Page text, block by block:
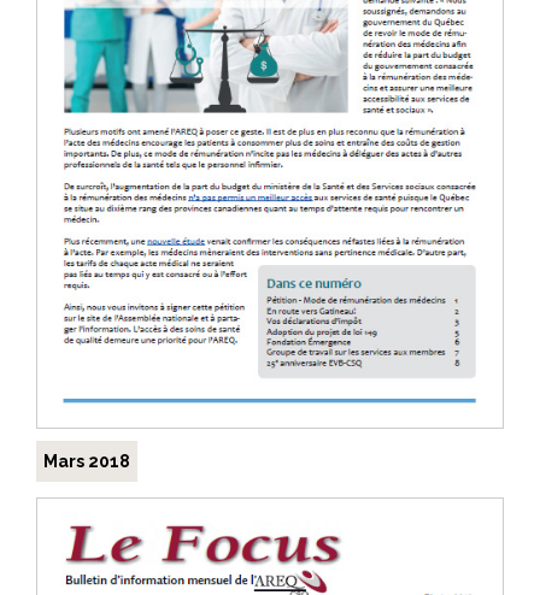
Mars 2018